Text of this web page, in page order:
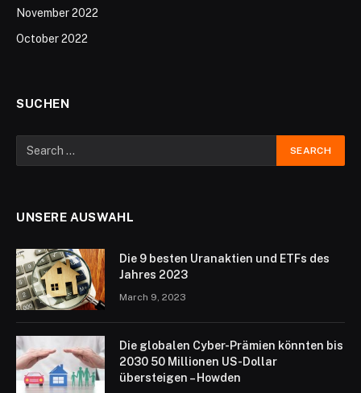
November 2022
October 2022
SUCHEN
UNSERE AUSWAHL
Die 9 besten Uranaktien und ETFs des
Jahres 2023
March 9, 2023
Die globalen Cyber-Prämien könnten bis
2030 50 Millionen US-Dollar
übersteigen – Howden